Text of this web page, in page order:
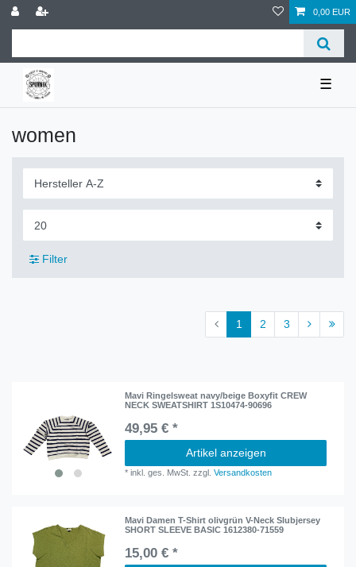
0,00 EUR
☰
women
Filter
1 2 3
Mavi Ringelsweat navy/beige Boxyfit CREW
NECK SWEATSHIRT 1S10474-90696
49,95 € *
Artikel anzeigen
*inkl. ges. MwSt. zzgl.Versandkosten
Mavi Damen T-Shirt olivgrün V-Neck Slubjersey
SHORT SLEEVE BASIC 1612380-71559
15,00 € *